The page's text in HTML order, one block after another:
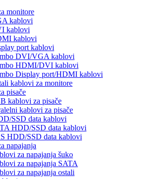
monitore
kablovi
kablovi
kablovi
port kablovi
DVI/VGA kablovi
HDMI/DVI kablovi
Display port/HDMI kablovi
kablovi za monitore
pisače
kablovi za pisače
kablovi za pisače
SSD data kablovi
HDD/SSD data kablovi
HDD/SSD data kablovi
napajanja
za napajanja šuko
za napajanja SATA
za napajanja ostali